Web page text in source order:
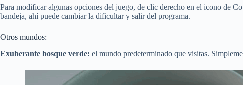
Para modificar algunas opciones del juego, de clic derecho en el icono de
bandeja, ahí puede cambiar la dificultar y salir del programa.
Otros mundos:
Exuberante bosque verde: el mundo predeterminado que visitas.